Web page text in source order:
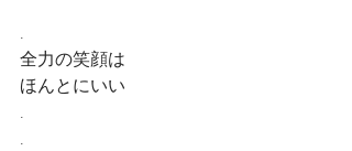
.
全力の笑顔は
ほんとにいい
.
.